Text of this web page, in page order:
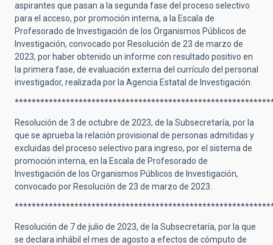
aspirantes que pasan a la segunda fase del proceso selectivo
para el acceso, por promoción interna, a la Escala de
Profesorado de Investigación de los Organismos Públicos de
Investigación, convocado por Resolución de 23 de marzo de
2023, por haber obtenido un informe con resultado positivo en
la primera fase, de evaluación externa del currículo del personal
investigador, realizada por la Agencia Estatal de Investigación.
Resolución de 3 de octubre de 2023, de la Subsecretaría, por la
que se aprueba la relación provisional de personas admitidas y
excluidas del proceso selectivo para ingreso, por el sistema de
promoción interna, en la Escala de Profesorado de
Investigación de los Organismos Públicos de Investigación,
convocado por Resolución de 23 de marzo de 2023.
Resolución de 7 de julio de 2023, de la Subsecretaría, por la que
se declara inhábil el mes de agosto a efectos de cómputo de